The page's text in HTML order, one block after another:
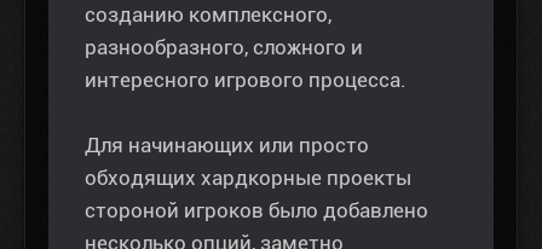
созданию комплексного,
разнообразного, сложного и
интересного игрового процесса.
Для начинающих или просто
обходящих хардкорные проекты
стороной игроков было добавлено
несколько опций, заметно